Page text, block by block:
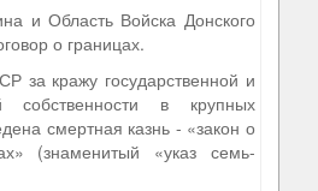
и Область Войска Донского
о границах.
за кражу государственной и
собственности в крупных
смертная казнь - «закон о
(знаменитый «указ семь-